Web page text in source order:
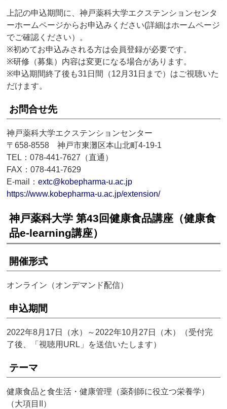
上記の申込期間に、神戸薬科大学エクステンションセンタ
ーホームページからお申込みください(詳細はホームページ
でご確認ください）。
※初めてお申込みされる方は会員登録が必要です。
※研修（募集）内容は変更になる場合があります。
※申込期間終了後も31日間（12月31日まで）はご視聴いた
だけます。
お問合せ先
神戸薬科大学エクステンションセンター
〒658-8558 神戸市東灘区本山北町4-19-1
TEL：078-441-7627（直通）
FAX：078-441-7629
E-mail：extc@kobepharma-u.ac.jp
https://www.kobepharma-u.ac.jp/extension/
神戸薬科大学 第43回健康食品講座（健康食
品e-learning講座）
開催形式
オンライン（オンデマンド配信）
申込期間
2022年8月17日（水）～2022年10月27日（木）（受付完
了後、「視聴用URL」を送信いたします）
テーマ
健康食品と食生活・健康管理（薬剤師に役立つ栄養学）
（大項目II）